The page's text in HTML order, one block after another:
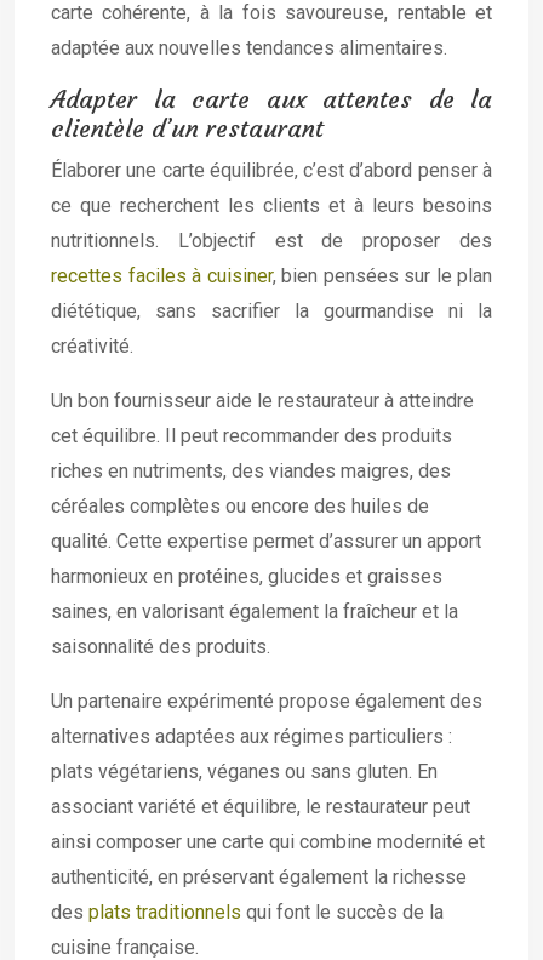
carte cohérente, à la fois savoureuse, rentable et
adaptée aux nouvelles tendances alimentaires.
Adapter la carte aux attentes de la
clientèle d’un restaurant
Élaborer une carte équilibrée, c’est d’abord penser à
ce que recherchent les clients et à leurs besoins
nutritionnels. L’objectif est de proposer des
recettes faciles à cuisiner, bien pensées sur le plan
diététique, sans sacrifier la gourmandise ni la
créativité.
Un bon fournisseur aide le restaurateur à atteindre
cet équilibre. Il peut recommander des produits
riches en nutriments, des viandes maigres, des
céréales complètes ou encore des huiles de
qualité. Cette expertise permet d’assurer un apport
harmonieux en protéines, glucides et graisses
saines, en valorisant également la fraîcheur et la
saisonnalité des produits.
Un partenaire expérimenté propose également des
alternatives adaptées aux régimes particuliers :
plats végétariens, véganes ou sans gluten. En
associant variété et équilibre, le restaurateur peut
ainsi composer une carte qui combine modernité et
authenticité, en préservant également la richesse
des plats traditionnels qui font le succès de la
cuisine française.